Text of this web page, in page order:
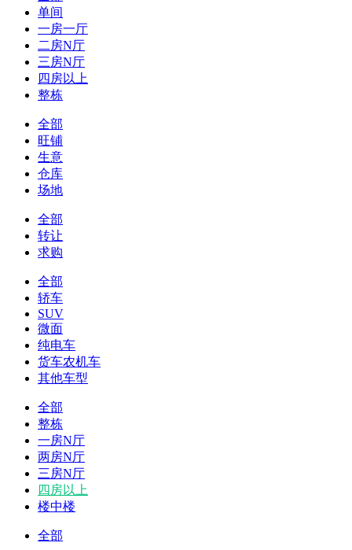
单间
一房一厅
二房N厅
三房N厅
四房以上
整栋
全部
旺铺
生意
仓库
场地
全部
转让
求购
全部
轿车
SUV
微面
纯电车
货车农机车
其他车型
全部
整栋
一房N厅
两房N厅
三房N厅
四房以上
楼中楼
全部